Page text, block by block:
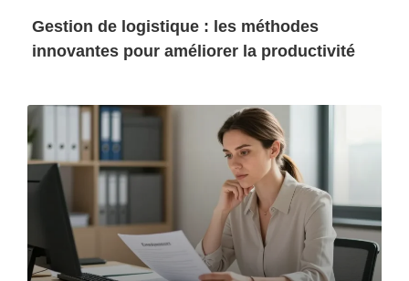
Gestion de logistique : les méthodes
innovantes pour améliorer la productivité